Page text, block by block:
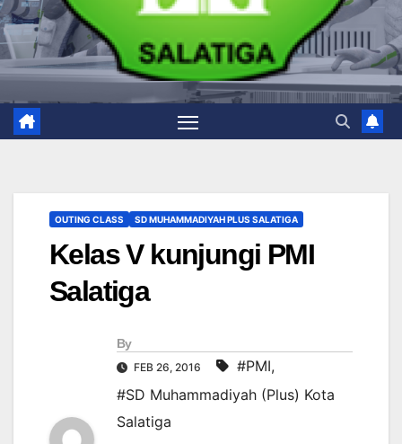
OUTING CLASS SD MUHAMMADIYAH PLUS SALATIGA
Kelas V kunjungi PMI
Salatiga
By
FEB 26, 2016 #PMI,
#SD Muhammadiyah (Plus) Kota
Salatiga